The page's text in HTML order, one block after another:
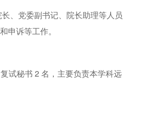
、党委副书记、院长助理等人员
申诉等工作。
试秘书 2 名，主要负责本学科远